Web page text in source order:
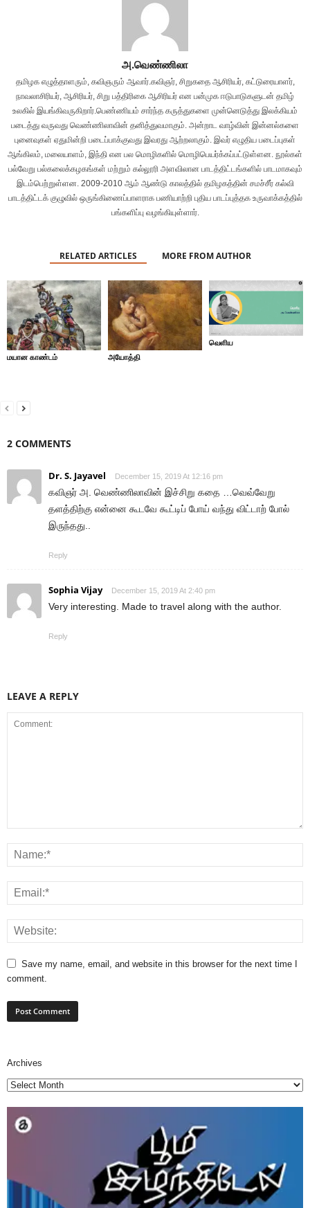
அ.வெண்ணிலா
தமிழக எழுத்தாளரும், கவிஞரும் ஆவார்.கவிஞர், சிறுகதை ஆசிரியர், கட்டுரையாளர்,
நாவலாசிரியர், ஆசிரியர், சிறு பத்திரிகை ஆசிரியர் என பன்முக ஈடுபாடுகளுடன் தமிழ்
உலகில் இயங்கிவருகிறார்.பெண்ணியம் சார்ந்த கருத்துகளை முன்னெடுத்து இலக்கியம்
படைத்து வருவது வெண்ணிலாவின் தனித்துவமாகும். அன்றாட வாழ்வின் இன்னல்களை
புனைவுகள் ஏதுமின்றி படைப்பாக்குவது இவரது ஆற்றலாகும். இவர் எழுதிய படைப்புகள்
ஆங்கிலம், மலையாளம், இந்தி என பல மொழிகளில் மொழிபெயர்க்கப்பட்டுள்ளன. நூல்கள்
பல்வேறு பல்கலைக்கழகங்கள் மற்றும் கல்லூரி அளவிலான பாடத்திட்டங்களில் பாடமாகவும்
இடம்பெற்றுள்ளன. 2009-2010 ஆம் ஆண்டு காலத்தில் தமிழகத்தின் சமச்சீர் கல்வி
பாடத்திட்டக் குழுவில் ஒருங்கிணைப்பாளராக பணியாற்றி புதிய பாடப்புத்தக உருவாக்கத்தில்
பங்களிப்பு வழங்கியுள்ளார்.
RELATED ARTICLES MORE FROM AUTHOR
மயான காண்டம் அயோத்தி
வெளிய
2 COMMENTS
Dr. S. Jayavel December 15, 2019 At 12:16 pm
கவிஞர் அ. வெண்ணிலாவின் இச்சிறு கதை …வெவ்வேறு
தளத்திற்கு என்னை கூடவே கூட்டிப் போய் வந்து விட்டாற் போல்
இருந்தது..
Reply
Sophia Vijay December 15, 2019 At 2:40 pm
Very interesting. Made to travel along with the author.
Reply
LEAVE A REPLY
Save my name, email, and website in this browser for the next time I
comment.
Archives